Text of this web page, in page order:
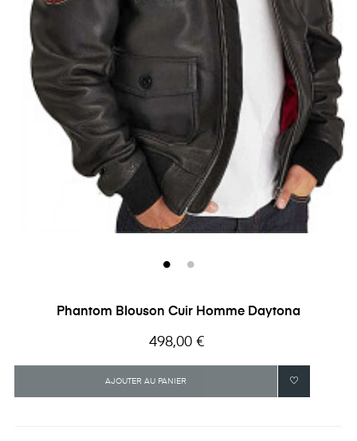
Phantom Blouson Cuir Homme Daytona
Prix
498,00 €
AJOUTER AU PANIER